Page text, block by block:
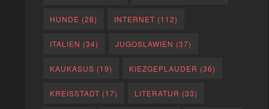
HUNDE (28) INTERNET (112)
ITALIEN (34) JUGOSLAWIEN (37)
KAUKASUS (19) KIEZGEPLAUDER (36)
KREISSTADT (17) LITERATUR (33)